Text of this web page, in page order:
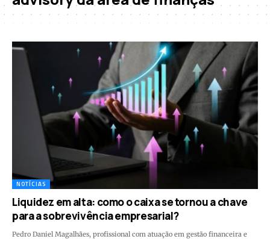
NOTÍCIAS
Liquidez em alta: como o caixa se tornou a chave
para a sobrevivência empresarial?
Pedro Daniel Magalhães, profissional com atuação em gestão financeira e